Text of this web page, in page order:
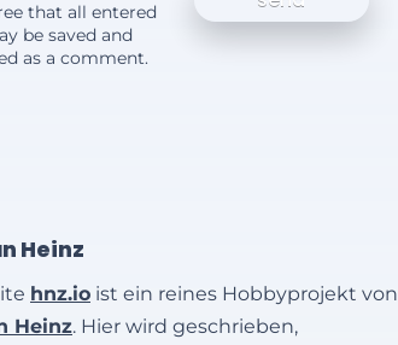
that all entered
be saved and
as a comment.
Heinz
hnz.io ist ein reines Hobbyprojekt von
Heinz. Hier wird geschrieben,